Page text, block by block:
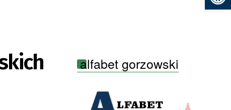
alfabet gorzowski